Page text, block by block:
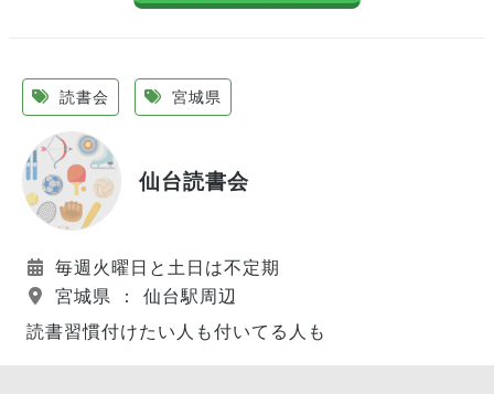
読書会 宮城県
仙台読書会
毎週火曜日と土日は不定期
宮城県 ： 仙台駅周辺
読書習慣付けたい人も付いてる人も